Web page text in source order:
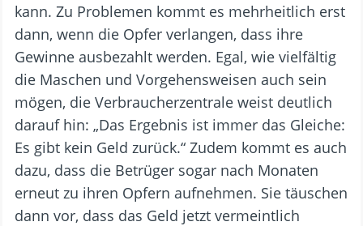
kann. Zu Problemen kommt es mehrheitlich erst
dann, wenn die Opfer verlangen, dass ihre
Gewinne ausbezahlt werden. Egal, wie vielfältig
die Maschen und Vorgehensweisen auch sein
mögen, die Verbraucherzentrale weist deutlich
darauf hin: „Das Ergebnis ist immer das Gleiche:
Es gibt kein Geld zurück.“ Zudem kommt es auch
dazu, dass die Betrüger sogar nach Monaten
erneut zu ihren Opfern aufnehmen. Sie täuschen
dann vor, dass das Geld jetzt vermeintlich